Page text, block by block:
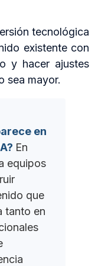
tecnológica
existente con
y hacer ajustes
sea mayor.
en
En
equipos
que
tanto en